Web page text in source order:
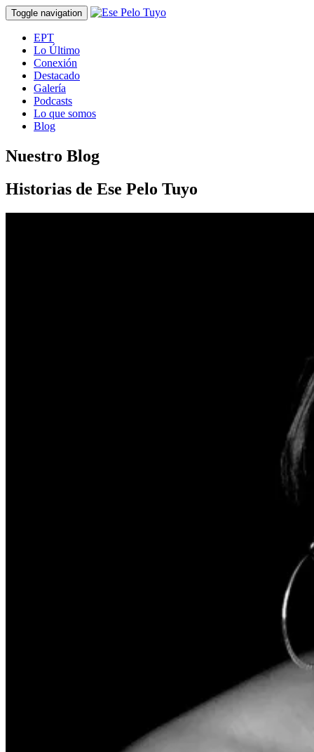
Toggle navigation
EPT
Lo Último
Conexión
Destacado
Galería
Podcasts
Lo que somos
Blog
Nuestro Blog
Historias de Ese Pelo Tuyo